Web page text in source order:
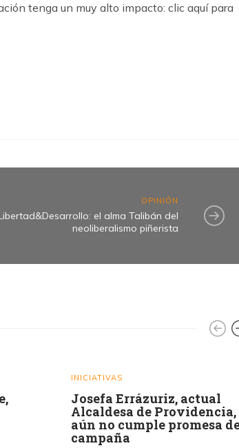
tenga un muy alto impacto: clic aquí para
OPINIÓN
el alma Talibán del
neoliberalismo piñerista
INICIATIVAS
Josefa Errázuriz, actual
Alcaldesa de Providencia,
aún no cumple promesa
campaña